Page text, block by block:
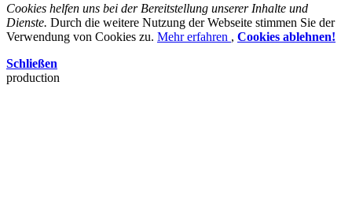
Cookies helfen uns bei der Bereitstellung unserer Inhalte und
Dienste. Durch die weitere Nutzung der Webseite stimmen Sie der
Verwendung von Cookies zu. Mehr erfahren , Cookies ablehnen!
Schließen
production